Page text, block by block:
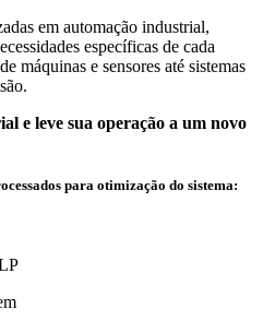
em automação industrial,
específicas de cada
máquinas e sensores até sistemas
e leve sua operação a um novo
para otimização do sistema: